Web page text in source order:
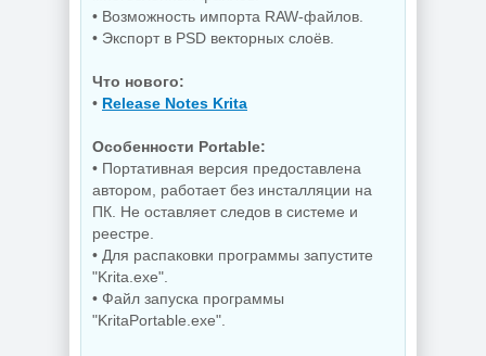
Диспетчер задач
AppControl
1.4.0.415
NEW
приложениями
NEW
• Возможность импорта RAW-файлов.
• Экспорт в PSD векторных слоёв.
Что нового:
• Release Notes Krita
Особенности Portable:
• Портативная версия предоставлена
автором, работает без инсталляции на
ПК. Не оставляет следов в системе и
реестре.
• Для распаковки программы запустите
"Krita.exe".
• Файл запуска программы
"KritaPortable.exe".